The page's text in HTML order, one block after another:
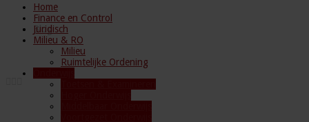
Blog
Home
Finance en Control
Juridisch
Milieu & RO
Milieu
Ruimtelijke Ordening